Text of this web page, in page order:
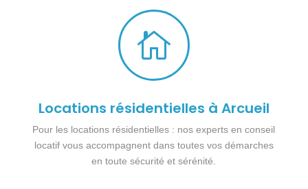

Locations résidentielles à Arcueil
Pour les locations résidentielles : nos experts en conseil
locatif vous accompagnent dans toutes vos démarches
en toute sécurité et sérénité.